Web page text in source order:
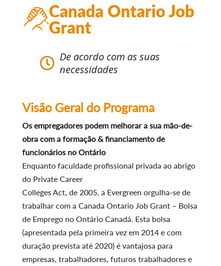
Canada Ontario Job
Grant
De acordo com as suas
necessidades
Visão Geral do Programa
Os empregadores podem melhorar a sua mão-de-
obra com a formação & financiamento de
funcionários no Ontário
Enquanto faculdade profissional privada ao abrigo
do Private Career
Colleges Act, de 2005, a Evergreen orgulha-se de
trabalhar com a Canada Ontario Job Grant – Bolsa
de Emprego no Ontário Canadá. Esta bolsa
(apresentada pela primeira vez em 2014 e com
duração prevista até 2020) é vantajosa para
empresas, trabalhadores, futuros trabalhadores e